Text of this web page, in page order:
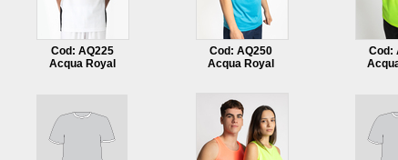
Cod: AQ225
Acqua Royal
Cod: AQ250
Acqua Royal
Cod: